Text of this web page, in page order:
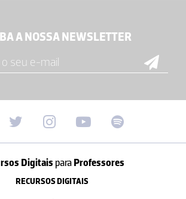
A NOSSA NEWSLETTER
Digitais paraProfessores
RECURSOS DIGITAIS